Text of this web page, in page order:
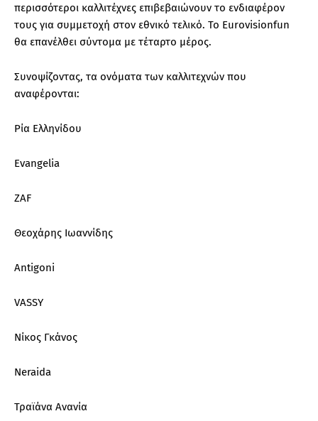
περισσότεροι καλλιτέχνες επιβεβαιώνουν το ενδιαφέρον
τους για συμμετοχή στον εθνικό τελικό. Το Eurovisionfun
θα επανέλθει σύντομα με τέταρτο μέρος.
Συνοψίζοντας, τα ονόματα των καλλιτεχνών που
αναφέρονται:
Ρία Ελληνίδου
Evangelia
ZAF
Θεοχάρης Ιωαννίδης
Antigoni
VASSY
Νίκος Γκάνος
Neraida
Τραϊάνα Ανανία